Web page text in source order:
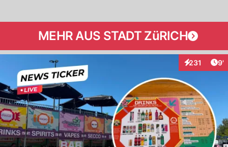
MEHR AUS STADT ZüRICH
231
Interaktionen
9'